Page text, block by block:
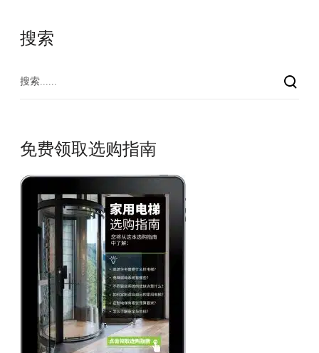
搜索
免费领取选购指南